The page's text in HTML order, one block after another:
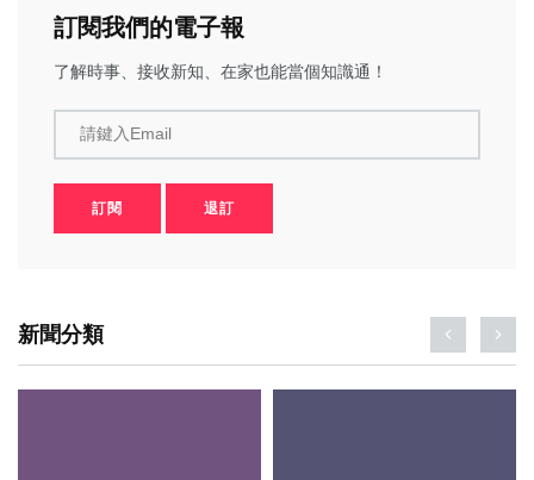
訂閱我們的電子報
了解時事、接收新知、在家也能當個知識通！
請鍵入Email
訂閱 退訂
新聞分類